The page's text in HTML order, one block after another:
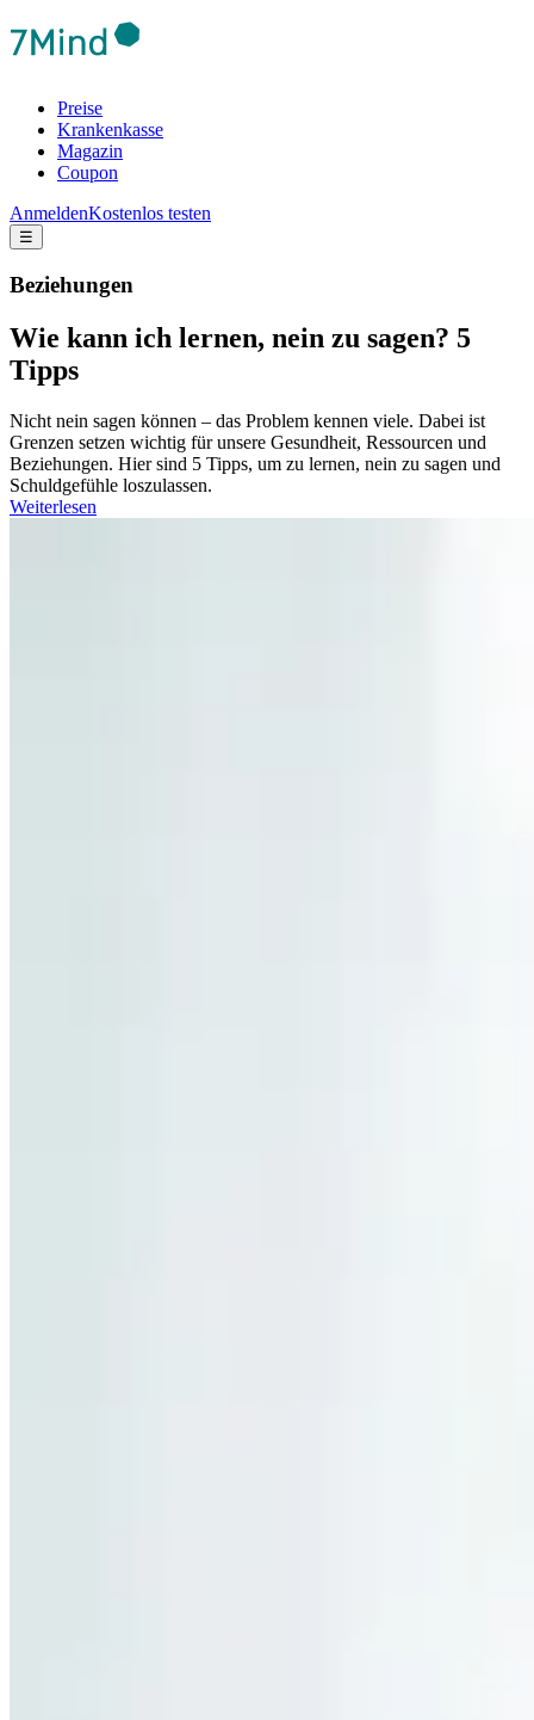
Preise
Krankenkasse
Magazin
Coupon
AnmeldenKostenlos testen
☰
Beziehungen
Wie kann ich lernen, nein zu sagen? 5
Tipps
Nicht nein sagen können – das Problem kennen viele. Dabei ist
Grenzen setzen wichtig für unsere Gesundheit, Ressourcen und
Beziehungen. Hier sind 5 Tipps, um zu lernen, nein zu sagen und
Schuldgefühle loszulassen.
Weiterlesen